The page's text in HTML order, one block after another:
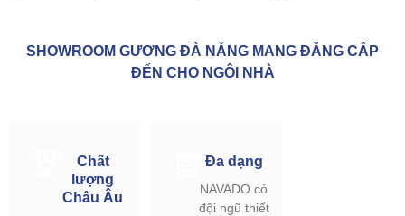
SHOWROOM GƯƠNG ĐÀ NẴNG MANG ĐẲNG CẤP
ĐẾN CHO NGÔI NHÀ
Chất
lượng
Châu Âu
Đa dạng
NAVADO có
đội ngũ thiết